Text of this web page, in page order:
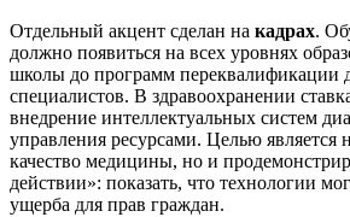
Отдельный акцент сделан на кадрах.
должно появиться на всех уровнях
школы до программ переквалификации
специалистов. В здравоохранении
внедрение интеллектуальных систем
управления ресурсами. Целью является
качество медицины, но и
действии»: показать, что технологии
ущерба для прав граждан.